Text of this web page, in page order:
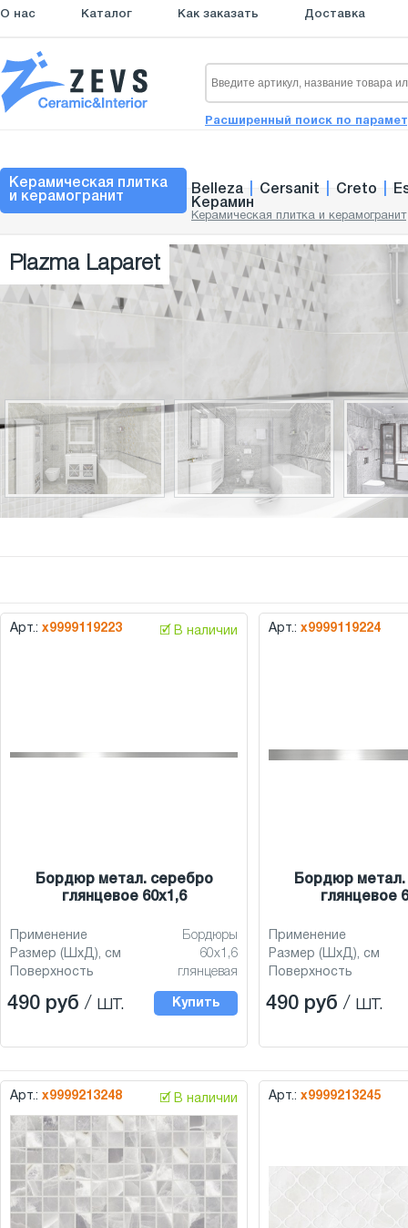
О нас Каталог Как заказать Доставка
Расширенный поиск по
Керамическая плитка
и керамогранит
Belleza Cersanit Creto
Керамин
Керамическая плитка и керамогранит
Plazma Laparet
Арт.: х9999119223 🗹 В наличии
Бордюр метал. серебро
глянцевое 60x1,6
Применение
Бордюры
Размер (ШхД), см
60x1,6
Поверхность
глянцевая
490 руб / шт. Купить
Арт.: х9999119224
Бордюр метал.
глянцевое
Применение
Размер (ШхД), см
Поверхность
490 руб / шт.
Арт.: х9999213248 🗹 В наличии Арт.: х9999213245